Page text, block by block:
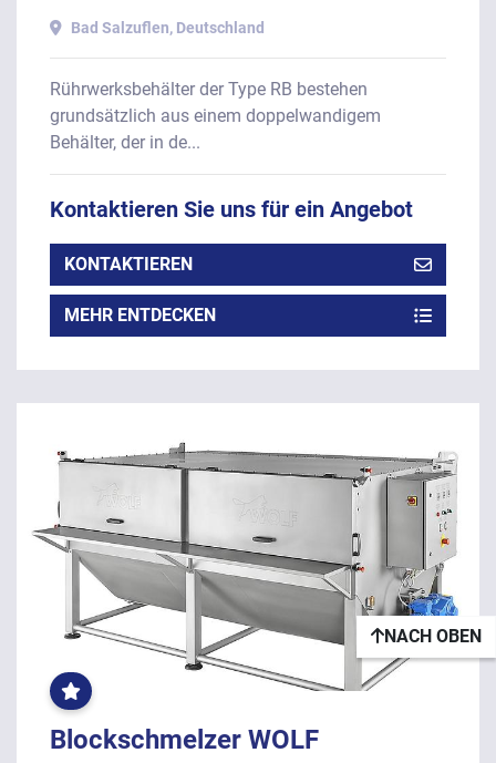
Bad Salzuflen, Deutschland
Rührwerksbehälter der Type RB bestehen
grundsätzlich aus einem doppelwandigem
Behälter, der in de...
Kontaktieren Sie uns für ein Angebot
KONTAKTIEREN
MEHR ENTDECKEN
OFT
GEKLICKT
Blockschmelzer WOLF
NACH OBEN